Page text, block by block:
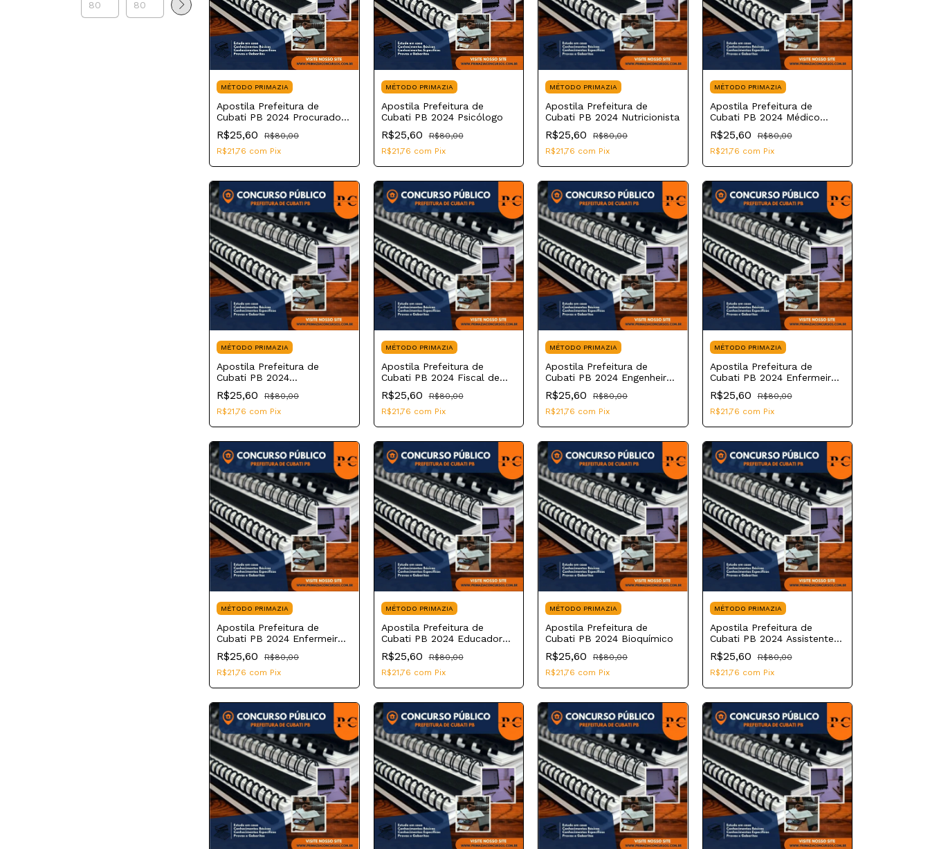
MÉTODO PRIMAZIA
Apostila Prefeitura de
Cubati PB 2024 Procurador
Jurídico
R$25,60
R$80,00
R$21,76 com Pix
MÉTODO PRIMAZIA
Apostila Prefeitura de
Cubati PB 2024 Psicólogo
R$25,60
R$80,00
R$21,76 com Pix
MÉTODO PRIMAZIA
Apostila Prefeitura de
Cubati PB 2024 Nutricionista
R$25,60
R$80,00
R$21,76 com Pix
MÉTODO PRIMAZIA
Apostila Prefeitura de
Cubati PB 2024 Médico
Veterinário
R$25,60
R$80,00
R$21,76 com Pix
MÉTODO PRIMAZIA
Apostila Prefeitura de
Cubati PB 2024
Fisioterapeuta
R$25,60
R$80,00
R$21,76 com Pix
MÉTODO PRIMAZIA
Apostila Prefeitura de
Cubati PB 2024 Fiscal de
Tributos
R$25,60
R$80,00
R$21,76 com Pix
MÉTODO PRIMAZIA
Apostila Prefeitura de
Cubati PB 2024 Engenheiro
Civil
R$25,60
R$80,00
R$21,76 com Pix
MÉTODO PRIMAZIA
Apostila Prefeitura de
Cubati PB 2024 Enfermeiro
SMS
R$25,60
R$80,00
R$21,76 com Pix
MÉTODO PRIMAZIA
Apostila Prefeitura de
Cubati PB 2024 Enfermeiro
PSF
R$25,60
R$80,00
R$21,76 com Pix
MÉTODO PRIMAZIA
Apostila Prefeitura de
Cubati PB 2024 Educador
Físico
R$25,60
R$80,00
R$21,76 com Pix
MÉTODO PRIMAZIA
Apostila Prefeitura de
Cubati PB 2024 Bioquímico
R$25,60
R$80,00
R$21,76 com Pix
MÉTODO PRIMAZIA
Apostila Prefeitura de
Cubati PB 2024 Assistente
Social
R$25,60
R$80,00
R$21,76 com Pix